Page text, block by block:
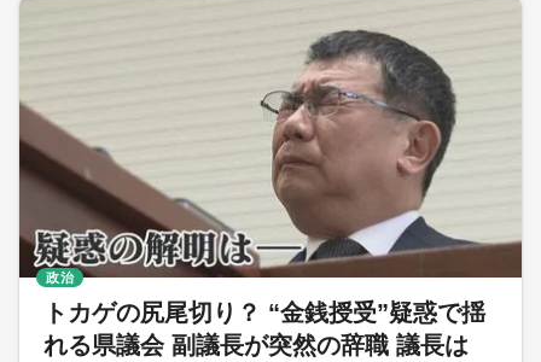
トカゲの尻尾切り？ “金銭授受”疑惑で揺
れる県議会 副議長が突然の辞職 議長は
政治